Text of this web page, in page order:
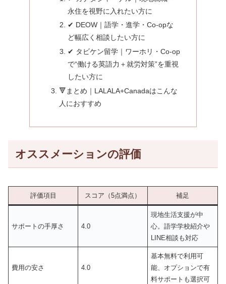
永住を視野に入れたい方に
✔ DEOW｜語学・進学・Co-opな
ど幅広く相談したい方に
✔ タビケン留学｜ワーホリ・Co-op
で“働ける英語力＋就労対策”を重視
したい方に
🔻まとめ｜LALALA+Canadaはこんな
人におすすめ
オススメーションの評価
評価項目 スコア（5点満点） 補足
サポートの手厚さ 4.0
現地生活支援が中
心。語学学校紹介や
LINE相談も対応
費用の安さ 4.0
基本無料で利用可
能、オプションで有
料サポートも選択可